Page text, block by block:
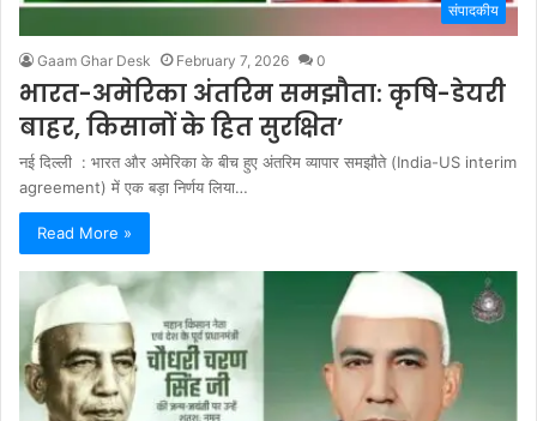
संपादकीय
Gaam Ghar Desk February 7, 2026 0
भारत-अमेरिका अंतरिम समझौता: कृषि-डेयरी
बाहर, किसानों के हित सुरक्षित’
नई दिल्ली : भारत और अमेरिका के बीच हुए अंतरिम व्यापार समझौते (India-US interim
agreement) में एक बड़ा निर्णय लिया…
Read More »